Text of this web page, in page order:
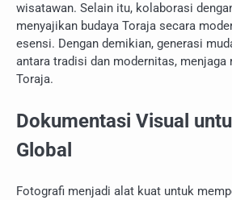
wisatawan. Selain itu, kolaborasi
menyajikan budaya Toraja secara
esensi. Dengan demikian, generasi
antara tradisi dan modernitas, menjaga
Toraja.
Dokumentasi Visual
Global
Fotografi menjadi alat kuat untuk